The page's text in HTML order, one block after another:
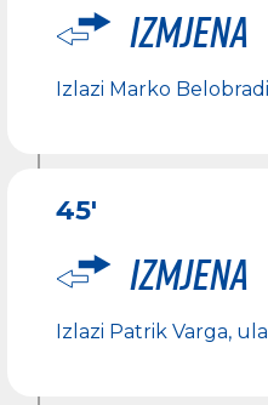
Izmjena
Izlazi Marko
45'
Izmjena
Izlazi Patrik Varga,